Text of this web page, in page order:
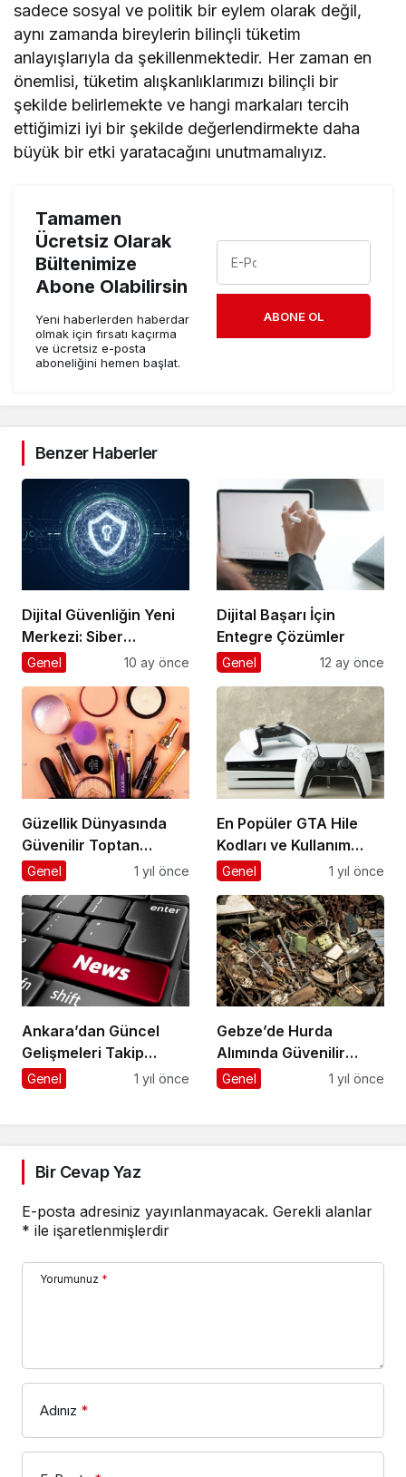
sadece sosyal ve politik bir eylem olarak değil,
aynı zamanda bireylerin bilinçli tüketim
anlayışlarıyla da şekillenmektedir. Her zaman en
önemlisi, tüketim alışkanlıklarımızı bilinçli bir
şekilde belirlemekte ve hangi markaları tercih
ettiğimizi iyi bir şekilde değerlendirmekte daha
büyük bir etki yaratacağını unutmamalıyız.
Tamamen
Ücretsiz Olarak
Bültenimize
Abone Olabilirsin
Yeni haberlerden haberdar
olmak için fırsatı kaçırma
ve ücretsiz e-posta
aboneliğini hemen başlat.
ABONE OL
Benzer Haberler
Dijital Güvenliğin Yeni
Merkezi: Siber
Güvenlikte Fark
Genel 10 ay önce
Dijital Başarı İçin
Entegre Çözümler
Genel 12 ay önce
Güzellik Dünyasında
Güvenilir Toptan
Kozmetik Adresi
Genel 1 yıl önce
En Popüler GTA Hile
Kodları ve Kullanım
Rehberi
Genel 1 yıl önce
Ankara’dan Güncel
Gelişmeleri Takip
Etmenin Yolu
Genel 1 yıl önce
Gebze’de Hurda
Alımında Güvenilir
Adres
Genel 1 yıl önce
Bir Cevap Yaz
E-posta adresiniz yayınlanmayacak. Gerekli alanlar
* ile işaretlenmişlerdir
Yorumunuz *
Adınız *